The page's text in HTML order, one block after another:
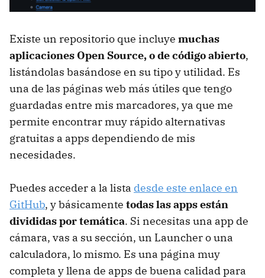
Existe un repositorio que incluye muchas
aplicaciones Open Source, o de código abierto,
listándolas basándose en su tipo y utilidad. Es
una de las páginas web más útiles que tengo
guardadas entre mis marcadores, ya que me
permite encontrar muy rápido alternativas
gratuitas a apps dependiendo de mis
necesidades.
Puedes acceder a la lista desde este enlace en
GitHub, y básicamente todas las apps están
divididas por temática. Si necesitas una app de
cámara, vas a su sección, un Launcher o una
calculadora, lo mismo. Es una página muy
completa y llena de apps de buena calidad para